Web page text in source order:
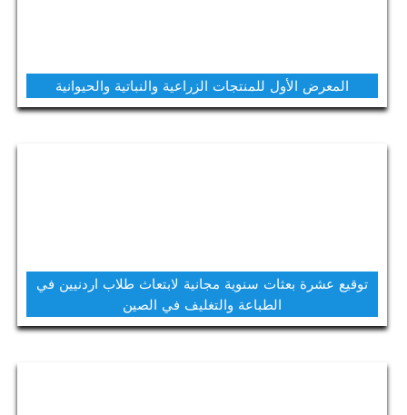
المعرض الأول للمنتجات الزراعية والنباتية والحيوانية
توقيع عشرة بعثات سنوية مجانية لابتعاث طلاب اردنيين في
الطباعة والتغليف في الصين